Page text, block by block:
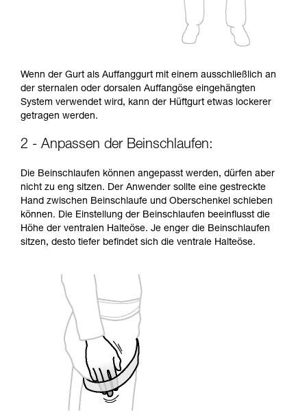
Wenn der Gurt als Auffanggurt mit einem ausschließlich an
der sternalen oder dorsalen Auffangöse eingehängten
System verwendet wird, kann der Hüftgurt etwas lockerer
getragen werden.
2 - Anpassen der Beinschlaufen:
Die Beinschlaufen können angepasst werden, dürfen aber
nicht zu eng sitzen. Der Anwender sollte eine gestreckte
Hand zwischen Beinschlaufe und Oberschenkel schieben
können. Die Einstellung der Beinschlaufen beeinflusst die
Höhe der ventralen Halteöse. Je enger die Beinschlaufen
sitzen, desto tiefer befindet sich die ventrale Halteöse.